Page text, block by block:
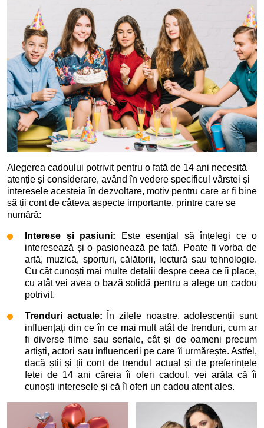
Alegerea cadoului potrivit pentru o fată de 14 ani necesită
atenție și considerare, având în vedere specificul vârstei și
interesele acesteia în dezvoltare, motiv pentru care ar fi bine
să ții cont de câteva aspecte importante, printre care se
numără:
Interese și pasiuni: Este esențial să înțelegi ce o
interesează și o pasionează pe fată. Poate fi vorba de
artă, muzică, sporturi, călătorii, lectură sau tehnologie.
Cu cât cunoști mai multe detalii despre ceea ce îi place,
cu atât vei avea o bază solidă pentru a alege un cadou
potrivit.
Trenduri actuale:
În zilele noastre, adolescenții sunt
influențați din ce în ce mai mult atât de trenduri, cum ar
fi diverse filme sau seriale, cât și de oameni precum
artiști, actori sau influencerii pe care îi urmărește. Astfel,
dacă știi și ții cont de trendul actual și de preferințele
fetei de 14 ani căreia îi oferi cadoul, vei arăta că îi
cunoști interesele și că îi oferi un cadou atent ales.